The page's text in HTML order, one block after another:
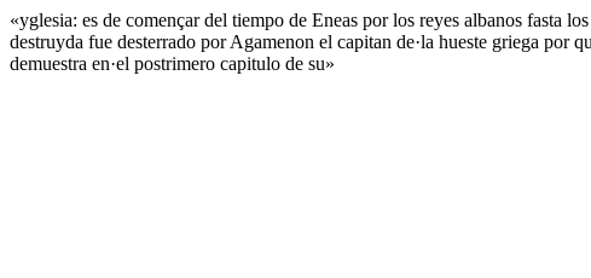
«yglesia: es de començar del tiempo de Eneas por los reyes albanos fasta
destruyda fue desterrado por Agamenon el capitan de·la hueste griega
demuestra en·el postrimero capitulo de su»